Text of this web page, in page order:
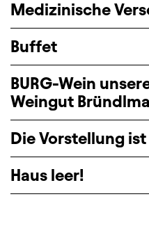
Medizinische
Buffet
BURG-Wein
Weingut
Die Vorstellung
Haus leer!